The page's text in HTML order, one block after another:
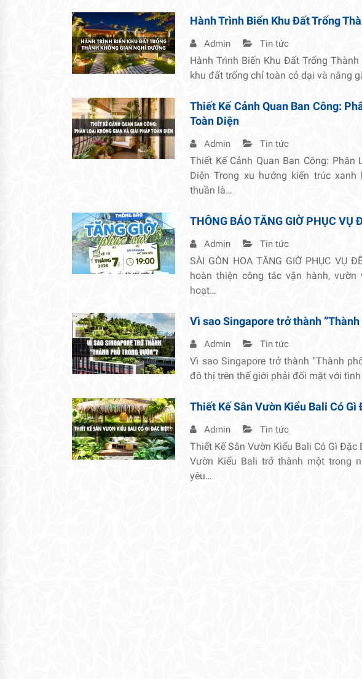
Hành Trình Biến Khu Đất Trống
Admin Tin tức
Hành Trình Biến Khu Đất Trống
khu đất trống chỉ toàn cỏ dại và nắng
Thiết Kế Cảnh Quan Ban Công:
Toàn Diện
Admin Tin tức
Thiết Kế Cảnh Quan Ban Công:
Diện Trong xu hướng kiến trúc
thuần là…
THÔNG BÁO TĂNG GIỜ PHỤC VỤ
Admin Tin tức
SÀI GÒN HOA TĂNG GIỜ PHỤC VỤ
hoàn thiện công tác vận hành,
hoạt…
Vì sao Singapore trở thành
Admin Tin tức
Vì sao Singapore trở thành ''Thành
đô thị trên thế giới phải đối mặt với
Thiết Kế Sân Vườn Kiểu Bali Có Gì
Admin Tin tức
Thiết Kế Sân Vườn Kiểu Bali Có Gì
Vườn Kiểu Bali trở thành một trong
yêu…